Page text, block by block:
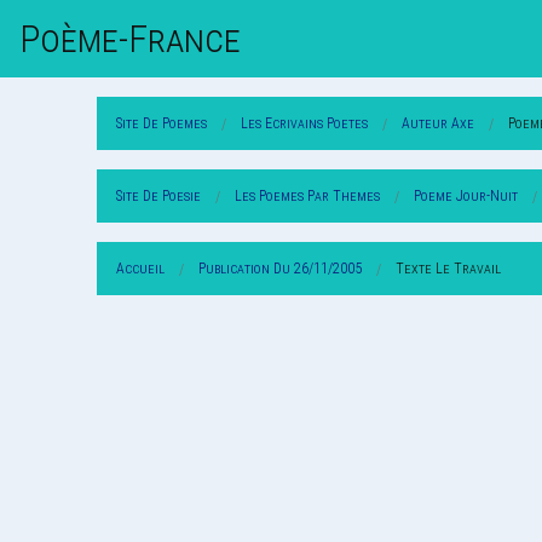
Poème-FrAnce
Site De Poemes Les Ecrivains Poetes Auteur Axe
Site De Poesie Les Poemes Par Themes Poeme Jour-Nuit
Accueil Publication Du 26/11/2005 Texte Le Travail